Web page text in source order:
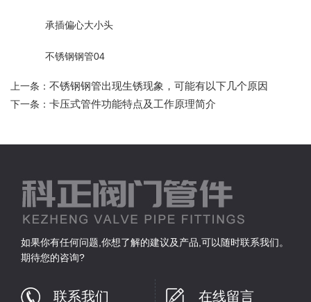
承插偏心大小头
不锈钢钢管04
上一条： 不锈钢钢管出现生锈现象，可能有以下几个原因
下一条： 卡压式管件功能特点及工作原理简介
如果你有任何问题,你想了解的建议及产品,可以随时联系我们。
期待您的咨询?
联系我们 在线留言